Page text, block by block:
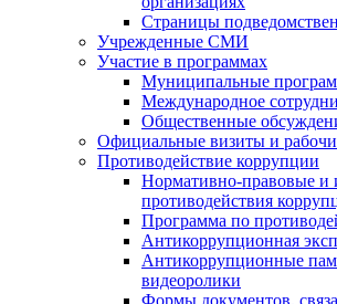
Страницы
Учрежденные СМИ
Участие в программах
Муниципальные
Международное
Общественные
Официальные визиты и
Противодействие коррупции
Нормативно-правовые и
противодействия
Программа по
Антикоррупционная
Антикоррупционные
видеоролики